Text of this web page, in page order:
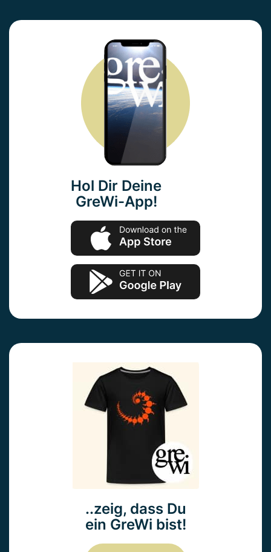
Hol Dir Deine
GreWi-App!
..zeig, dass Du
ein GreWi bist!